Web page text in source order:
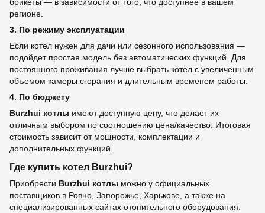
регионе.
3. По режиму эксплуатации
Если котел нужен для дачи или сезонного использования —
подойдет простая модель без автоматических функций. Для
постоянного проживания лучше выбрать котел с увеличенным
объемом камеры сгорания и длительным временем работы.
4. По бюджету
Burzhui котлы имеют доступную цену, что делает их
отличным выбором по соотношению цена/качество. Итоговая
стоимость зависит от мощности, комплектации и
дополнительных функций.
Где купить котел Burzhui?
Приобрести Burzhui котлы можно у официальных
поставщиков в Ровно, Запорожье, Харькове, а также на
специализированных сайтах отопительного оборудования.